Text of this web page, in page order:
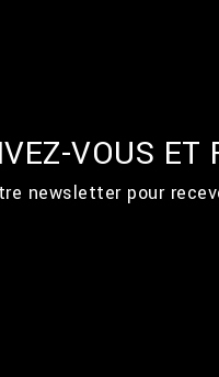
VOUS ET
newsletter pour